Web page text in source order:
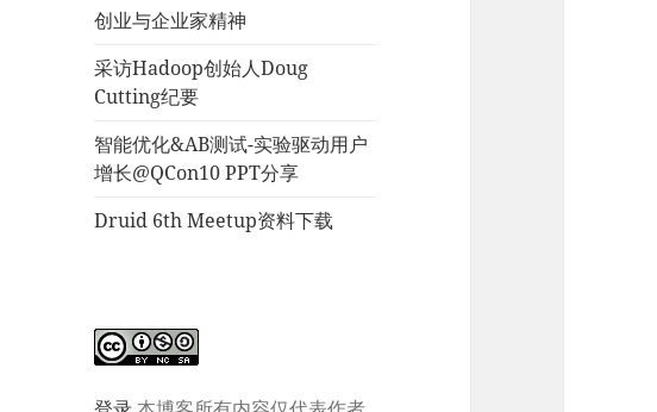
创业与企业家精神
采访Hadoop创始人Doug
Cutting纪要
智能优化&AB测试-实验驱动用户
增长@QCon10 PPT分享
Druid 6th Meetup资料下载